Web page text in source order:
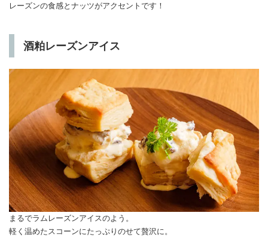
レーズンの食感とナッツがアクセントです！
酒粕レーズンアイス
まるでラムレーズンアイスのよう。
軽く温めたスコーンにたっぷりのせて贅沢に。